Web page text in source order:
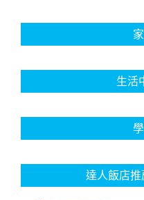
生活
達人飯店